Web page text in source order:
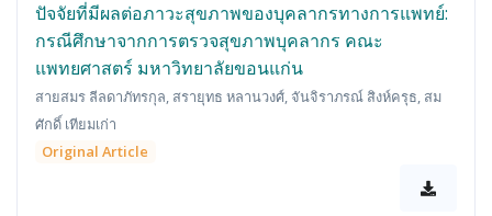
ปัจจัยที่มีผลต่อภาวะสุขภาพของบุคลากรทางการแพทย์:
กรณีศึกษาจากการตรวจสุขภาพบุคลากร คณะ
แพทยศาสตร์ มหาวิทยาลัยขอนแก่น
สายสมร ลีลดาภัทรกุล, สรายุทธ หลานวงศ์, จันจิราภรณ์ สิงห์ครุธ, สม
ศักดิ์ เทียมเก่า
Original Article